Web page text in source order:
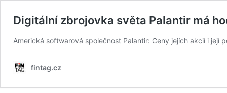
Digitální zbrojovka světa Palantir má
Americká softwarová společnost Palantir: Ceny jejích akcií i
fintag.cz